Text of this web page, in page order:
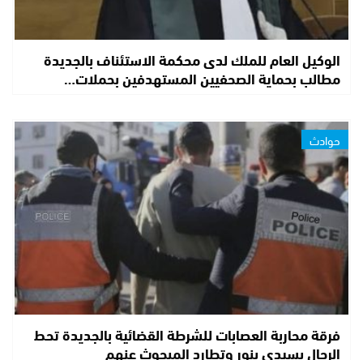
الوكيل العام للملك لدى محكمة الاستئناف بالجديدة
مطالب بحماية الصحفيين المستهدفين بحملات…
حوادث
فرقة محاربة العصابات للشرطة القضائية بالجديدة تحط
الرحال بسيدي بنور وتطارد المبحوث عنهم